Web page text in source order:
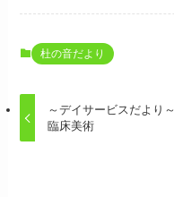
杜の音だより
～デイサービスだより～
臨床美術